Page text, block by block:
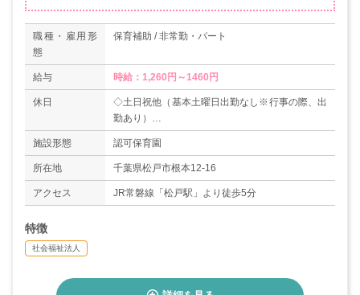
職種・雇用形
態
保育補助 / 非常勤・パート
給与 時給：1,260円～1460円
休日
◇土日祝他（基本土曜日出勤なし※行事の際、出
勤あり）
◇年末年始（12/29～1/3）
◇育休取得実績あり
施設形態 認可保育園
所在地 千葉県松戸市根本12-16
アクセス JR常磐線「松戸駅」より徒歩5分
特徴
社会福祉法人